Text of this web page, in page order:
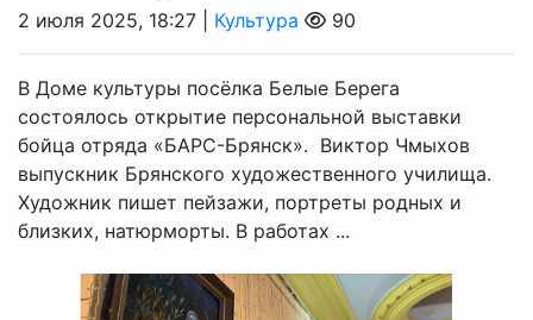
2 июля 2025, 18:27 | Культура 90
В Доме культуры посёлка Белые Берега
состоялось открытие персональной выставки
бойца отряда «БАРС-Брянск». Виктор Чмыхов
выпускник Брянского художественного училища.
Художник пишет пейзажи, портреты родных и
близких, натюрморты. В работах ...